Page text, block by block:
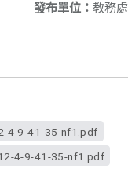
發布單位： 教務處
4-9-41-35-nf1.pdf
4-9-41-35-nf1.pdf